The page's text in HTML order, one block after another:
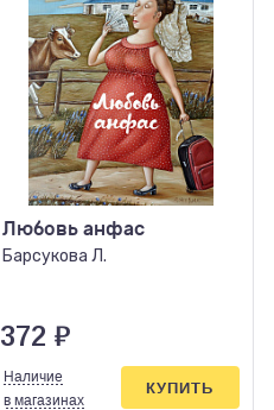
Любовь анфас
Барсукова Л.
372 ₽
Наличие
в магазинах
КУПИТЬ